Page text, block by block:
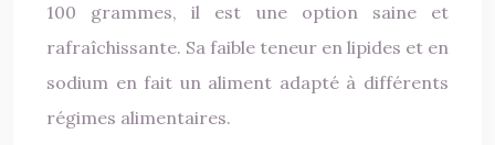
100 grammes, il est une option saine et
rafraîchissante. Sa faible teneur en lipides et en
sodium en fait un aliment adapté à différents
régimes alimentaires.